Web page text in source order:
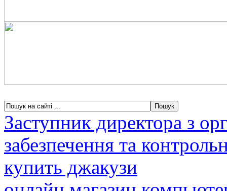
Заступник директора з
забезпечення та
купить джакузи